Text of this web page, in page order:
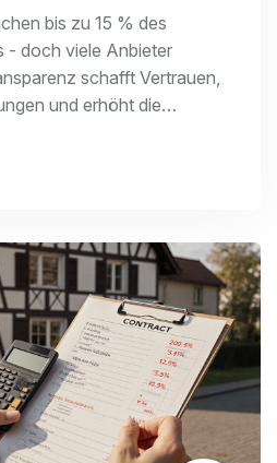
bauen Sie
bis zu 15 % des
- doch viele Anbieter
schafft Vertrauen,
und erhöht die
Sie, wie Sie